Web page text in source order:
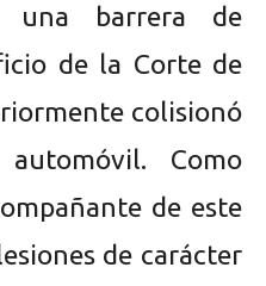
una barrera de
de la Corte de
colisionó
Como
de este
de carácter